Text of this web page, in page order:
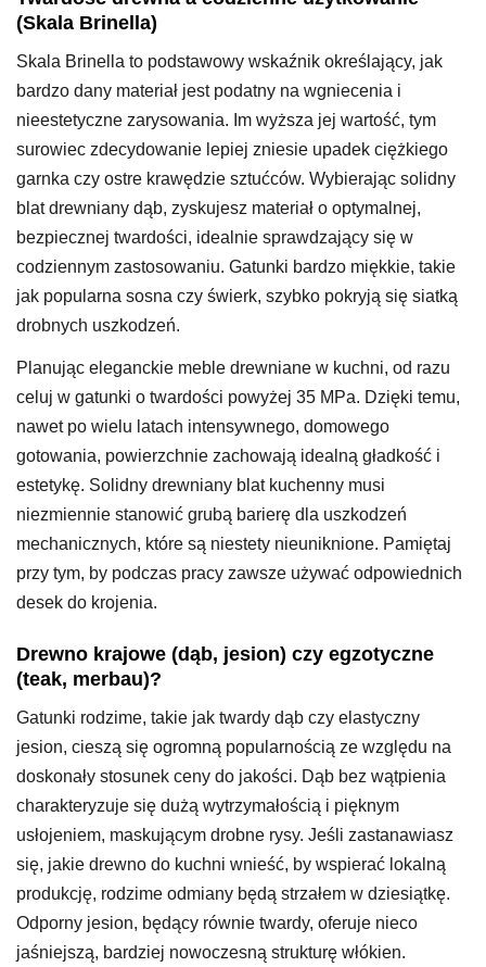
(Skala Brinella)
Skala Brinella to podstawowy wskaźnik określający, jak
bardzo dany materiał jest podatny na wgniecenia i
nieestetyczne zarysowania. Im wyższa jej wartość, tym
surowiec zdecydowanie lepiej zniesie upadek ciężkiego
garnka czy ostre krawędzie sztućców. Wybierając solidny
blat drewniany dąb, zyskujesz materiał o optymalnej,
bezpiecznej twardości, idealnie sprawdzający się w
codziennym zastosowaniu. Gatunki bardzo miękkie, takie
jak popularna sosna czy świerk, szybko pokryją się siatką
drobnych uszkodzeń.
Planując eleganckie meble drewniane w kuchni, od razu
celuj w gatunki o twardości powyżej 35 MPa. Dzięki temu,
nawet po wielu latach intensywnego, domowego
gotowania, powierzchnie zachowają idealną gładkość i
estetykę. Solidny drewniany blat kuchenny musi
niezmiennie stanowić grubą barierę dla uszkodzeń
mechanicznych, które są niestety nieuniknione. Pamiętaj
przy tym, by podczas pracy zawsze używać odpowiednich
desek do krojenia.
Drewno krajowe (dąb, jesion) czy egzotyczne
(teak, merbau)?
Gatunki rodzime, takie jak twardy dąb czy elastyczny
jesion, cieszą się ogromną popularnością ze względu na
doskonały stosunek ceny do jakości. Dąb bez wątpienia
charakteryzuje się dużą wytrzymałością i pięknym
usłojeniem, maskującym drobne rysy. Jeśli zastanawiasz
się, jakie drewno do kuchni wnieść, by wspierać lokalną
produkcję, rodzime odmiany będą strzałem w dziesiątkę.
Odporny jesion, będący równie twardy, oferuje nieco
jaśniejszą, bardziej nowoczesną strukturę włókien.